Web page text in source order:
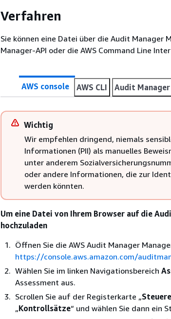
Verfahren
Sie können eine Datei über die Audit Manager
Manager-API oder die AWS Command Line
AWS console AWS CLI Audit Manager
Wichtig
Wir empfehlen dringend, niemals
Informationen (PII) als manuelles
unter anderem
oder andere Informationen, die zur
werden könnten.
Um eine Datei von Ihrem Browser auf die
hochzuladen
Öffnen Sie die AWS Audit Manager
https://console.aws.amazon.com/
Wählen Sie im linken Navigationsbereich
Assessment aus.
Scrollen Sie auf der Registerkarte „
„Kontrollsätze“ und wählen Sie dann ein